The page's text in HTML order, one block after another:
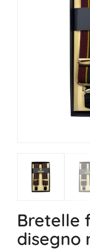
Bretelle
disegno